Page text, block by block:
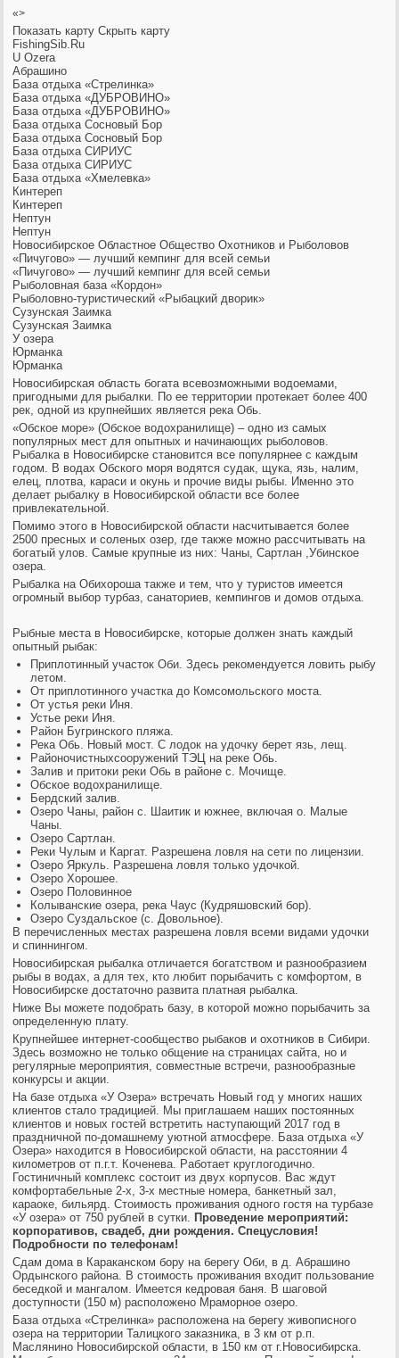
«>
Показать карту Скрыть карту
FishingSib.Ru
U Ozera
Абрашино
База отдыха «Стрелинка»
База отдыха «ДУБРОВИНО»
База отдыха «ДУБРОВИНО»
База отдыха Сосновый Бор
База отдыха Сосновый Бор
База отдыха СИРИУС
База отдыха СИРИУС
База отдыха «Хмелевка»
Кинтереп
Кинтереп
Нептун
Нептун
Новосибирское Областное Общество Охотников и Рыболовов
«Пичугово» — лучший кемпинг для всей семьи
«Пичугово» — лучший кемпинг для всей семьи
Рыболовная база «Кордон»
Рыболовно-туристический «Рыбацкий дворик»
Сузунская Заимка
Сузунская Заимка
У озера
Юрманка
Юрманка
Новосибирская область богата всевозможными водоемами,
пригодными для рыбалки. По ее территории протекает более 400
рек, одной из крупнейших является река Обь.
«Обское море» (Обское водохранилище) – одно из самых
популярных мест для опытных и начинающих рыболовов.
Рыбалка в Новосибирске становится все популярнее с каждым
годом. В водах Обского моря водятся судак, щука, язь, налим,
елец, плотва, караси и окунь и прочие виды рыбы. Именно это
делаетрыбалку в Новосибирской области все более
привлекательной.
Помимо этого в Новосибирской области насчитывается более
2500 пресных и соленых озер, где также можно рассчитывать на
богатый улов. Самые крупные из них: Чаны, Сартлан ,Убинское
озера.
Рыбалка на Обихороша также и тем, что у туристов имеется
огромный выбор турбаз, санаториев, кемпингов и домов отдыха.
Рыбные места в Новосибирске , которые должен знать каждый
опытный рыбак:
Приплотинный участок Оби. Здесь рекомендуется ловить рыбу
летом.
От приплотинного участка до Комсомольского моста.
От устья реки Иня.
Устье реки Иня.
Район Бугринского пляжа.
Река Обь. Новый мост. С лодок на удочку берет язь, лещ.
Районочистныхсооружений ТЭЦ на реке Обь.
Залив и притоки реки Обь в районе с. Мочище.
Обское водохранилище.
Бердский залив.
Озеро Чаны, район с. Шаитик и южнее, включая о. Малые
Чаны.
Озеро Сартлан.
Реки Чулым и Каргат. Разрешена ловля на сети по лицензии.
Озеро Яркуль. Разрешена ловля только удочкой.
Озеро Хорошее.
Озеро Половинное
Колыванские озера, река Чаус (Кудряшовский бор).
Озеро Суздальское (с. Довольное).
В перечисленных местах разрешена ловля всеми видами удочки
и спиннингом.
Новосибирская рыбалка отличается богатством и разнообразием
рыбы в водах, а для тех, кто любит порыбачить с комфортом, в
Новосибирске достаточно развита платная рыбалка
Ниже Вы можете подобрать базу, в которой можно порыбачить за
определенную плату.
Крупнейшее интернет-сообщество рыбаков и охотников в Сибири.
Здесь возможно не только общение на страницах сайта, но и
регулярные мероприятия, совместные встречи, разнообразные
конкурсы и акции.
На базе отдыха «У Озера» встречать Новый год у многих наших
клиентов стало традицией. Мы приглашаем наших постоянных
клиентов и новых гостей встретить наступающий 2017 год в
праздничной по-домашнему уютной атмосфере. База отдыха «У
Озера» находится в Новосибирской области, на расстоянии 4
километров от п.г.т. Коченева. Работает круглогодично.
Гостиничный комплекс состоит из двух корпусов. Вас ждут
комфортабельные 2-х, 3-х местные номера, банкетный зал,
караоке, бильярд. Стоимость проживания одного гостя на турбазе
«У озера» от 750 рублей в сутки.
Проведение мероприятий:
корпоративов, свадеб, дни рождения. Спецусловия!
Подробности по телефонам!
Сдам дома в Караканском бору на берегу Оби, в д. Абрашино
Ордынского района. В стоимость проживания входит пользование
беседкой и мангалом. Имеется кедровая баня. В шаговой
доступности (150 м) расположено Мраморное озеро.
База отдыха «Стрелинка» расположена на берегу живописного
озера на территории Талицкого заказника, в 3 км от р.п.
Маслянино Новосибирской области, в 150 км от г.Новосибирска.